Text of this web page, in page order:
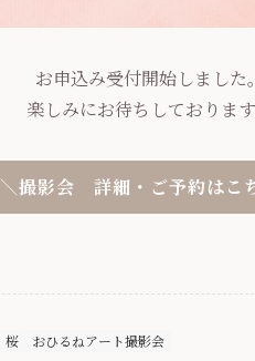
お申込み受付開始しました。
楽しみにお待ちしておりま
＼撮影会 詳細・ご予約はこ
桜 おひるねアート撮影会